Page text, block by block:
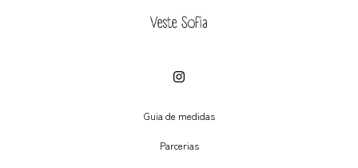
Guia de medidas
Parcerias